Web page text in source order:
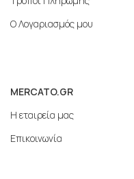
Ο Λογαριασμός μου
MERCATO.GR
Η εταιρεία μας
Επικοινωνία